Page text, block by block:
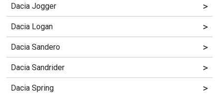
Dacia Jogger >
Dacia Logan >
Dacia Sandero >
Dacia Sandrider >
Dacia Spring >